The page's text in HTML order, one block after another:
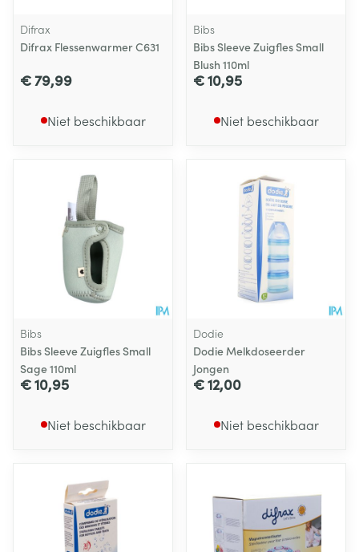
Difrax
Difrax Flessenwarmer C631
€ 79,99
Niet beschikbaar
Bibs
Bibs Sleeve Zuigfles Small
Blush 110ml
€ 10,95
Niet beschikbaar
Bibs
Bibs Sleeve Zuigfles Small
Sage 110ml
€ 10,95
Niet beschikbaar
Dodie
Dodie Melkdoseerder
Jongen
€ 12,00
Niet beschikbaar